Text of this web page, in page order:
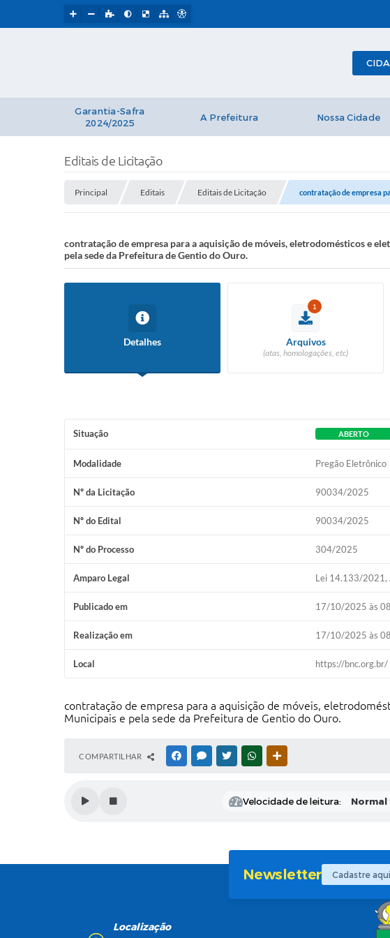
Garantia-Safra
2024/2025
A Prefeitura Nossa Cidade
Editais de Licitação
Principal Editais Editais de Licitação contratação de empresa
contratação de empresa para a aquisição de móveis, eletrodomésticos e
pela sede da Prefeitura de Gentio do Ouro.
Detalhes
1
Arquivos
(atas, homologações, etc)
Situação ABERTO
Modalidade Pregão Eletrônico
Nº da Licitação 90034/2025
Nº do Edital 90034/2025
Nº do Processo 304/2025
Amparo Legal Lei 14.133/2021,
Publicado em 17/10/2025 às
Realização em 17/10/2025 às
Local https://bnc.org.br/
contratação de empresa para a aquisição de móveis,
Municipais e pela sede da Prefeitura de Gentio do Ouro.
COMPARTILHAR FACEBOOKMESSENGER
TWITTERWHATSAPP
Velocidade de leitura:
Newsletter
Localização